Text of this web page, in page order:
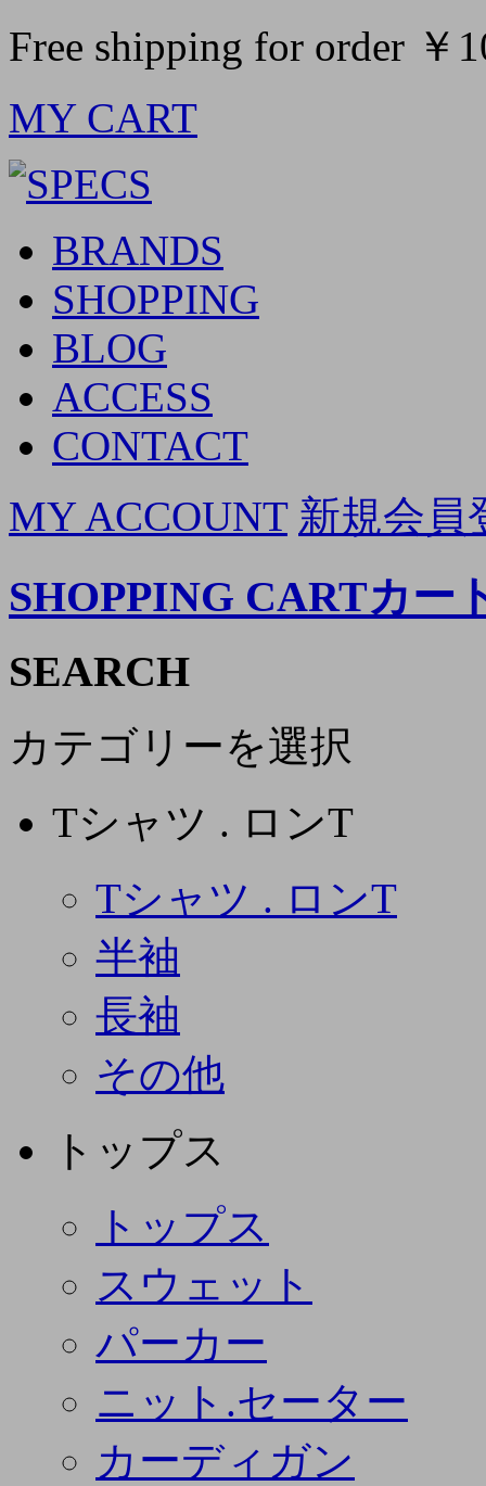
Free shipping for order ￥
MY CART
BRANDS
SHOPPING
BLOG
ACCESS
CONTACT
MY ACCOUNT 新規会員
SHOPPING CARTカー
SEARCH
カテゴリーを選択
Tシャツ . ロンT
Tシャツ . ロンT
半袖
長袖
その他
トップス
トップス
スウェット
パーカー
ニット.セーター
カーディガン